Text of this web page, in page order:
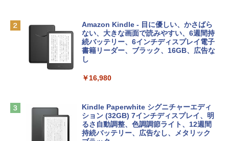
￥162,598
tomtoc 360°保護 15.6 16インチ パソコ
ンケース Dell NEC Lavie ASUS HP dyna
Apple 2026 MacBook Air M5チップ搭載
13インチノートブック：AIとApple Intell
igence、13.6インチLiquid Retinaディ
Robloxギフトカード - 1000 Robux 【限
定バーチャルアイテムを含む】 【オンラ
インゲームコード】 ロブロックス |オン
ラインコード版
4(最新 永続版)|オンラインコード版|Wind
ows11、10/mac対応|PC2台
￥39,582
出す プロンプトの言葉 AI画像生成シリー
ズ (はぴーイラストLabo)
￥480
ClaudeCode いちばんやさしい 教科書:
にもKindle出版にも！ 非エンジニアのた
めのAIコーディング入門シリーズ
￥99
Amazon Kindle - 目に優しい、かさばら
ない、大きな画面で読みやすい、6週間持
続バッテリー、6インチディスプレイ電子
書籍リーダー、ブラック、16GB、広告な
し
￥16,980
Kindle Paperwhite シグニチャーエディ
ション (32GB) 7インチディスプレイ、明
るさ自動調整、色調調節ライト、12週間
持続バッテリー、広告なし、メタリック